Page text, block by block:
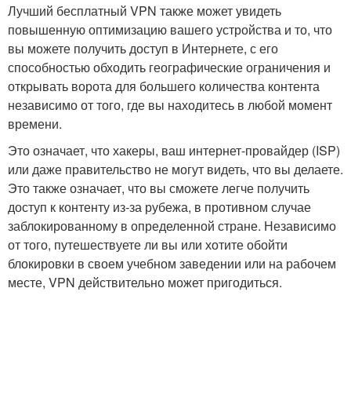
Лучший бесплатный VPN также может увидеть
повышенную оптимизацию вашего устройства и то, что
вы можете получить доступ в Интернете, с его
способностью обходить географические ограничения и
открывать ворота для большего количества контента
независимо от того, где вы находитесь в любой момент
времени.
Это означает, что хакеры, ваш интернет-провайдер (ISP)
или даже правительство не могут видеть, что вы делаете.
Это также означает, что вы сможете легче получить
доступ к контенту из-за рубежа, в противном случае
заблокированному в определенной стране. Независимо
от того, путешествуете ли вы или хотите обойти
блокировки в своем учебном заведении или на рабочем
месте, VPN действительно может пригодиться.